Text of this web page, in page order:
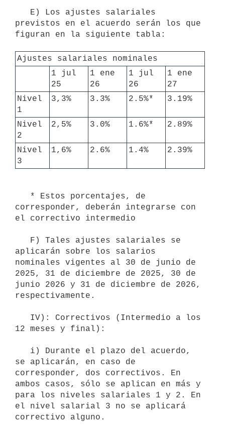
previstos en el acuerdo serán los que
figuran en la siguiente tabla:
Ajustes salariales nominales
1 jul
25
1 ene
26
1 jul
26
1 ene
27
Nivel
1
3,3% 3.3% 2.5%* 3.19%
Nivel
2
2,5% 3.0% 1.6%* 2.89%
Nivel
3
1,6% 2.6% 1.4% 2.39%
corresponder, deberán integrarse con
el correctivo intermedio
aplicarán sobre los salarios
nominales vigentes al 30 de junio de
2025, 31 de diciembre de 2025, 30 de
junio 2026 y 31 de diciembre de 2026,
respectivamente.
12 meses y final):
se aplicarán, en caso de
corresponder, dos correctivos. En
ambos casos, sólo se aplican en más y
para los niveles salariales 1 y 2. En
el nivel salarial 3 no se aplicará
correctivo alguno.